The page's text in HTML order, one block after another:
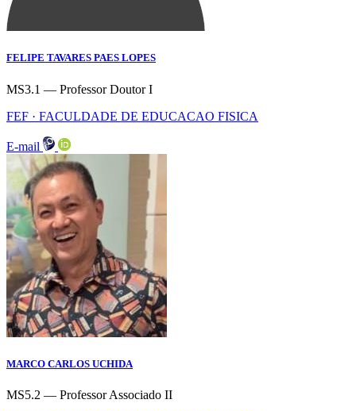
FELIPE TAVARES PAES LOPES
MS3.1 — Professor Doutor I
FEF · FACULDADE DE EDUCACAO FISICA
E-mail
MARCO CARLOS UCHIDA
MS5.2 — Professor Associado II